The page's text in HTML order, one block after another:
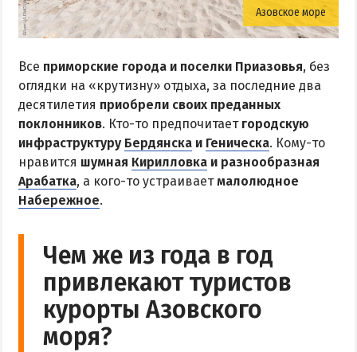
Сиваш
Аскания-Нова
БАЗЫ ОТДЫХА И ОТЕЛИ АРАБАТКИ
Геническ
Генгорка
Счастливцево
Стрелковое
Пансионаты и базы отдыха Степановки-1
Веб-камеры в Степановке Первой онлайн
Цены в Степановке 2026
Азовское море
Все приморские города и поселки Приазовья, без
оглядки на «крутизну» отдыха, за последние два
десятилетия приобрели своих преданных
поклонников. Кто-то предпочитает городскую
инфраструктуру Бердянска и Геническа. Кому-то
нравится шумная Кирилловка и разнообразная
Арабатка, а кого-то устраиваетмалолюдное
Набережное.
Чем же из года в год
привлекают туристов
курорты Азовского
моря?